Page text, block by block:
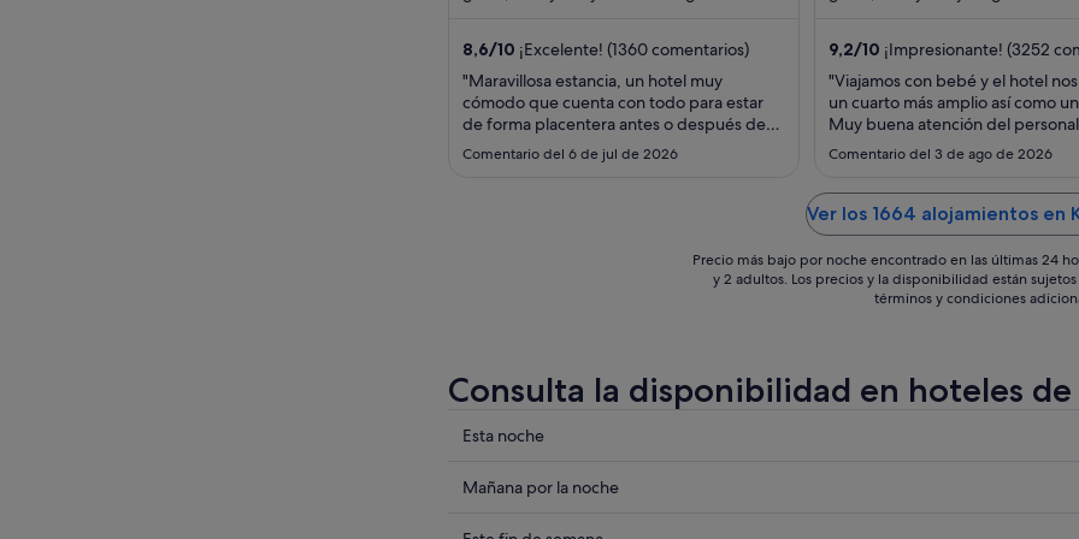
del
ago
al
8,6/10 ¡Excelente! (1360 comentarios)
"Maravillosa estancia, un hotel muy
cómodo que cuenta con todo para estar
de forma placentera antes o después de
un vuelo, ya que está sumamente cerca del
aeropuerto. En recepción super amables y
Comentario del 6 de jul de 2026
9,2/10 ¡Impresionante! (3252
"Viajamos con bebé y el hotel
un cuarto más amplio así como
Muy buena atención del
bastante callada la zona pero muy
Comentario del 3 de ago de 2026
Ver los 1664 alojamientos en
Precio más bajo por noche encontrado en las últimas 24
y 2 adultos. Los precios y la disponibilidad están
términos y condiciones
Consulta la disponibilidad en hoteles
Comprueba
precios
Esta noche
Comprueba
Mañana por la noche